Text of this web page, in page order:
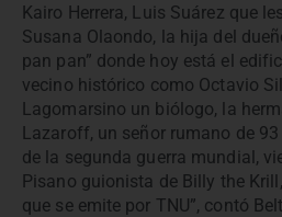
Kairo Herrera, Luis Suárez que
Susana Olaondo, la hija del
pan pan” donde hoy está el
vecino histórico como Octavio
Lagomarsino un biólogo, la
Lazaroff, un señor rumano de
de la segunda guerra mundial,
Pisano guionista de Billy the
que se emite por TNU”, contó